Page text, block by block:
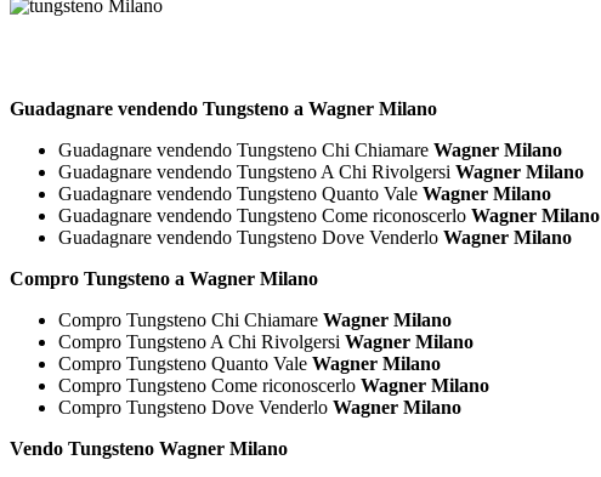
Guadagnare vendendo Tungsteno a Wagner Milano
Guadagnare vendendo Tungsteno Chi Chiamare Wagner Milano
Guadagnare vendendo Tungsteno A Chi Rivolgersi Wagner Milano
Guadagnare vendendo Tungsteno Quanto Vale Wagner Milano
Guadagnare vendendo Tungsteno Come riconoscerlo Wagner Milano
Guadagnare vendendo Tungsteno Dove Venderlo Wagner Milano
Compro Tungsteno a Wagner Milano
Compro Tungsteno Chi Chiamare Wagner Milano
Compro Tungsteno A Chi Rivolgersi Wagner Milano
Compro Tungsteno Quanto Vale Wagner Milano
Compro Tungsteno Come riconoscerlo Wagner Milano
Compro Tungsteno Dove Venderlo Wagner Milano
Vendo Tungsteno Wagner Milano